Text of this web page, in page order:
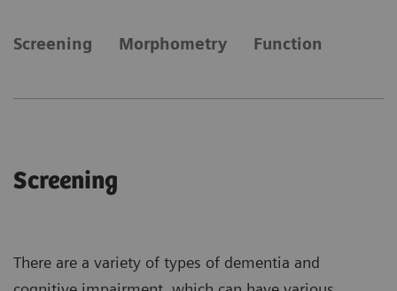
Screening Morphometry Function
Screening
There are a variety of types of dementia and